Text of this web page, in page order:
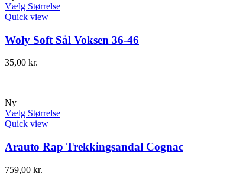
Vælg Størrelse
Quick view
Woly Soft Sål Voksen 36-46
35,00 kr.
Ny
Vælg Størrelse
Quick view
Arauto Rap Trekkingsandal Cognac
759,00 kr.